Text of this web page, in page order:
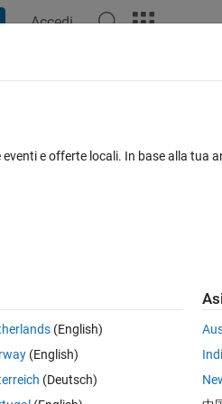
Accedi
Mostra commenti meno recenti
xaxis having 400 values.
e offerte locali. In base alla tua
(English)
(English)
(Deutsch)